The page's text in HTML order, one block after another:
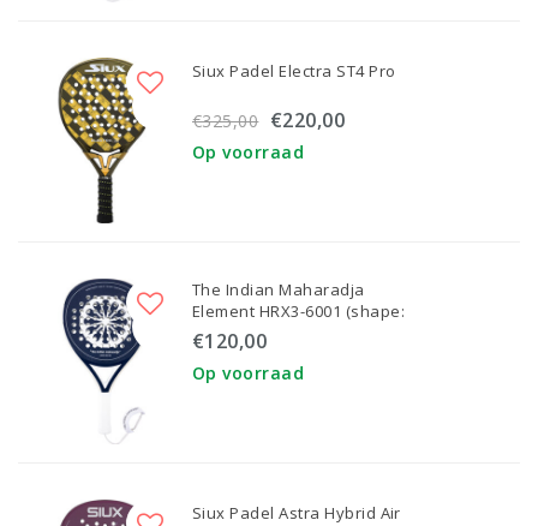
Siux Padel Electra ST4 Pro
€325,00 €220,00
Op voorraad
The Indian Maharadja
Element HRX3-6001 (shape:
Hybrid round)
€120,00
Op voorraad
Siux Padel Astra Hybrid Air